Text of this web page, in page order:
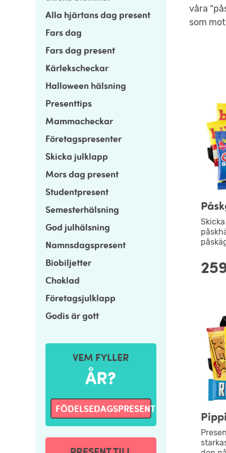
Alla hjärtans dag present
Fars dag
Fars dag present
Kärlekscheckar
Halloween hälsning
Presenttips
Mammacheckar
Företagspresenter
Skicka julklapp
Mors dag present
Studentpresent
Semesterhälsning
God julhälsning
Namnsdagspresent
Biobiljetter
Choklad
Företagsjulklapp
Godis är gott
VEM FYLLER
ÅR?
FÖDELSEDAGSPRESENT
våra
som